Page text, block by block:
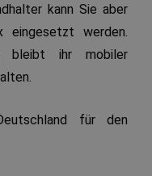
kann Sie aber
eingesetzt werden.
bleibt ihr mobiler
für den